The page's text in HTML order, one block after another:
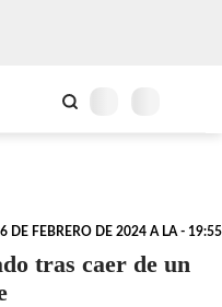
DE FEBRERO DE 2024 A LA - 19:55
tras caer de un